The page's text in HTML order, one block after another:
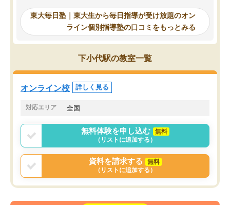
東大毎日塾にたどり着きました。学習
の長期計画や日々の勉強のやり方につ
いて客観的なアドバイスをいただけた
ので、自信をもって受験勉強を進める
ことができました。自分のように勉強
のやり方や進捗管理で苦労している方
には特におすすめしたい塾です。
東大毎日塾｜東大生から毎日指導が受け放題のオン
ライン個別指導塾の口コミをもっとみる
下小代駅の教室一覧
オンライン校 詳しく見る
対応エリア 全国
無料体験を申し込む
無料
（リストに追加する）
資料を請求する
無料
（リストに追加する）